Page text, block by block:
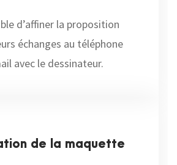
d’affiner la proposition
échanges au téléphone
avec le dessinateur.
de la maquette